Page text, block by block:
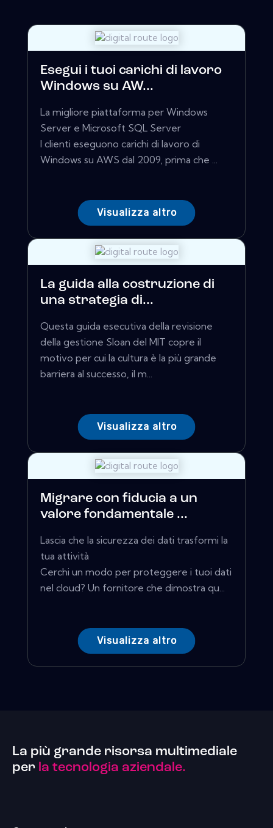
Esegui i tuoi carichi di lavoro
Windows su AW...
La migliore piattaforma per Windows
Server e Microsoft SQL Server
I clienti eseguono carichi di lavoro di
Windows su AWS dal 2009, prima che ...
Visualizza altro
La guida alla costruzione di
una strategia di...
Questa guida esecutiva della revisione
della gestione Sloan del MIT copre il
motivo per cui la cultura è la più grande
barriera al successo, il m...
Visualizza altro
Migrare con fiducia a un
valore fondamentale ...
Lascia che la sicurezza dei dati trasformi la
tua attività
Cerchi un modo per proteggere i tuoi dati
nel cloud? Un fornitore che dimostra qu...
Visualizza altro
La più grande risorsa multimediale
per la tecnologia aziendale.